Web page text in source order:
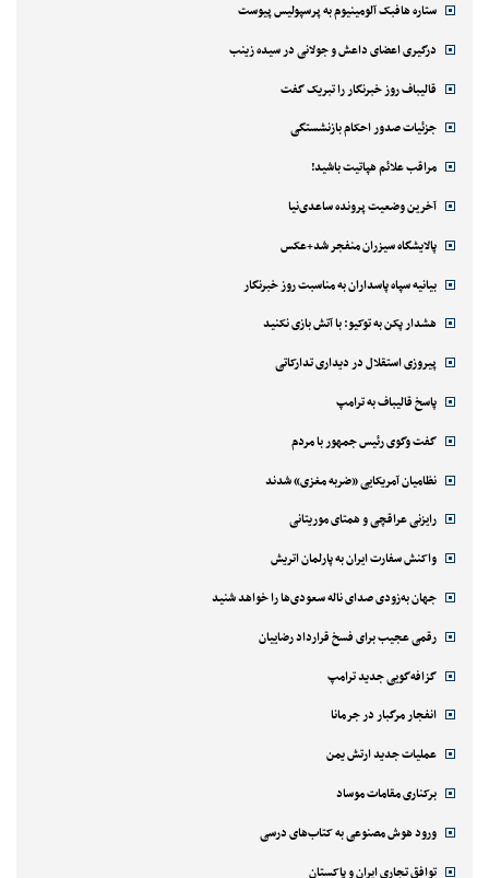
ستاره هافبک آلومینیوم به پرسپولیس پیوست
درگیری اعضای داعش و جولانی در سیده زینب
قالیباف روز خبرنگار را تبریک گفت
جزئیات صدور احکام بازنشستگی
مراقب علائم هپاتیت باشید!
آخرین وضعیت پرونده ساعدی‌نیا
پالایشگاه سیزران منفجر شد+عکس
بیانیه سپاه پاسداران به مناسبت روز خبرنگار
هشدار پکن به توکیو: با آتش بازی نکنید
پیروزی استقلال در دیداری تدارکاتی
پاسخ قالیباف به ترامپ
گفت وگوی رئیس جمهور با مردم
نظامیان آمریکایی «ضربه مغزی» شدند
رایزنی عراقچی و همتای موریتانی
واکنش سفارت ایران به پارلمان اتریش
جهان به‌زودی صدای ناله سعودی‌ها را خواهد شنید
رقمی عجیب برای فسخ قرارداد رضاییان
گزافه‌گویی جدید ترامپ
انفجار مرگبار در جرمانا
عملیات جدید ارتش یمن
برکناری مقامات موساد
ورود هوش مصنوعی به کتاب‌های درسی
توافق تجاری ایران و پاکستان